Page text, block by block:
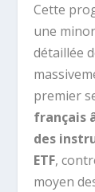
Cette
une
détaillée
premier
français
des
ETF,
moyen